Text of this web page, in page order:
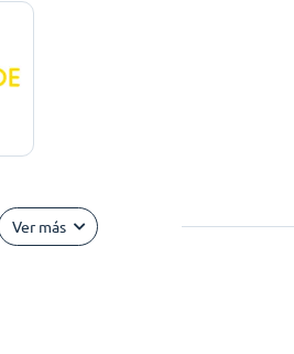
Ver más